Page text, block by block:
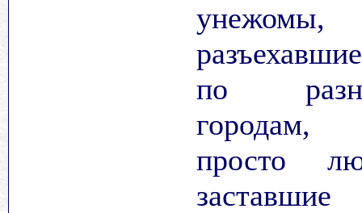
унежомы,
по
просто